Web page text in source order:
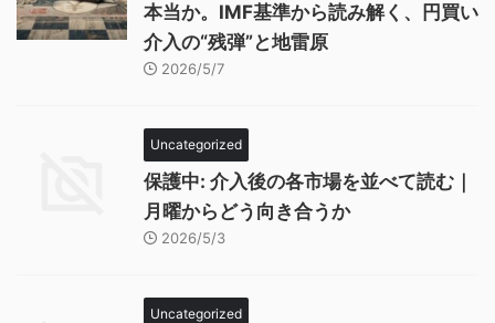
本当か。IMF基準から読み解く、円買い
介入の“残弾”と地雷原
2026/5/7
Uncategorized
保護中: 介入後の各市場を並べて読む｜
月曜からどう向き合うか
2026/5/3
Uncategorized